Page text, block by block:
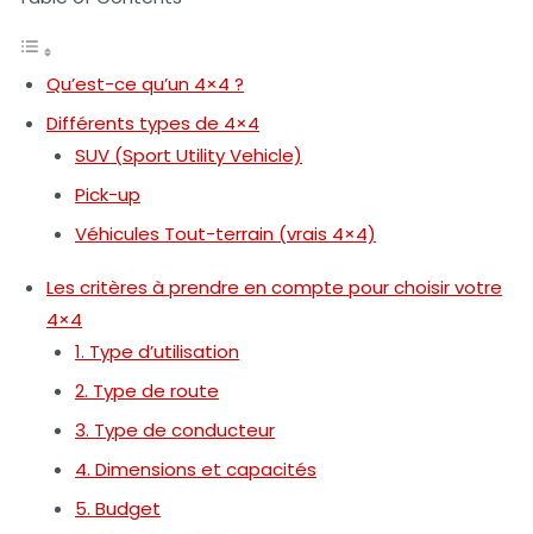
Qu’est-ce qu’un 4×4 ?
Différents types de 4×4
SUV (Sport Utility Vehicle)
Pick-up
Véhicules Tout-terrain (vrais 4×4)
Les critères à prendre en compte pour choisir votre
4×4
1. Type d’utilisation
2. Type de route
3. Type de conducteur
4. Dimensions et capacités
5. Budget